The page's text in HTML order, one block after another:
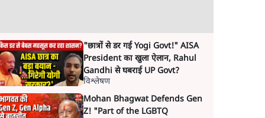
"छात्रों से डर गई Yogi Govt!" AISA
President का खुला ऐलान, Rahul
Gandhi से घबराई UP Govt?
विश्लेषण
Mohan Bhagwat Defends Gen
Z! "Part of the LGBTQ